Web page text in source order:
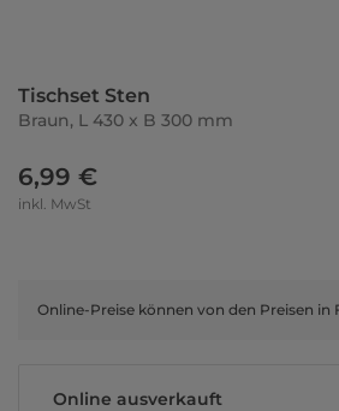
Tischset Sten
Braun, L 430 x B 300 mm
6,99 €
inkl. MwSt
Online ausverkauft